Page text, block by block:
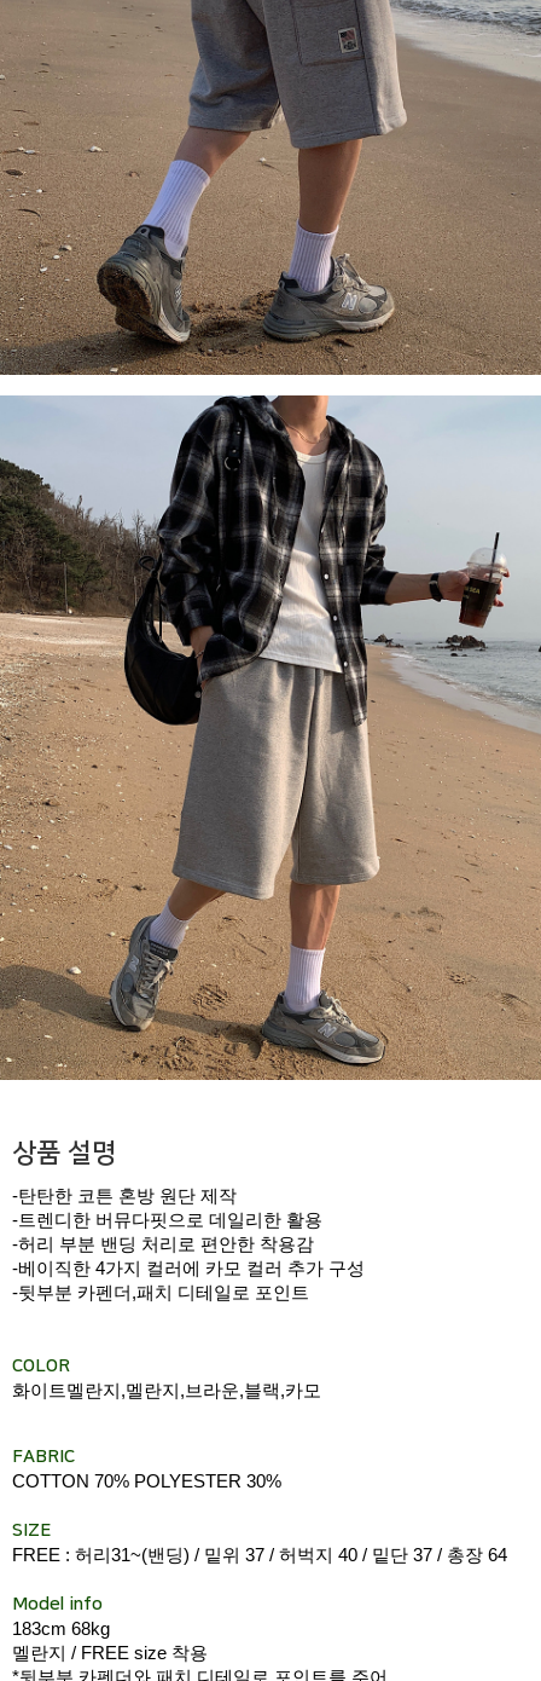
상품 설명
-탄탄한 코튼 혼방 원단 제작
-트렌디한 버뮤다핏으로 데일리한 활용
-허리 부분 밴딩 처리로 편안한 착용감
-베이직한 4가지 컬러에 카모 컬러 추가 구성
-뒷부분 카펜더,패치 디테일로 포인트
COLOR
화이트멜란지,멜란지,브라운,블랙,카모
FABRIC
COTTON 70% POLYESTER 30%
SIZE
FREE : 허리31~(밴딩) / 밑위 37 / 허벅지 40 / 밑단 37 / 총장 64
Model info
183cm 68kg
멜란지 / FREE size 착용
*뒷부분 카펜더와 패치 디테일로 포인트를 주어